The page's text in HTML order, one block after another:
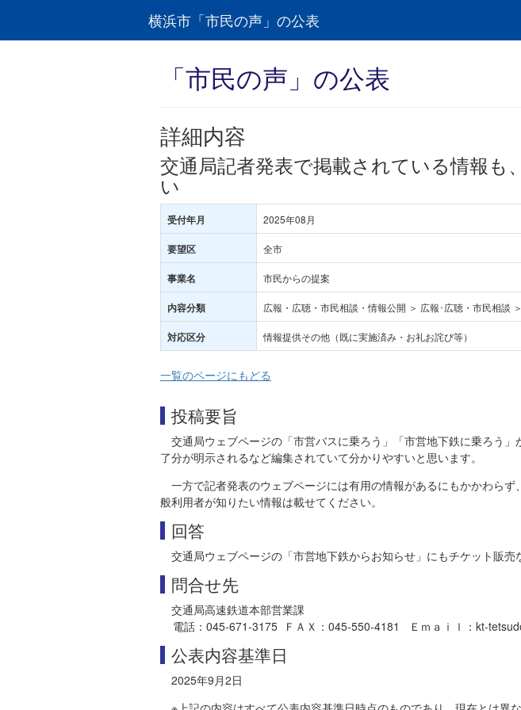
横浜市「市民の声」の公表
「市民の声」の公表
詳細内容
交通局記者発表で掲載されている情報
い
受付年月 2025年08月
要望区 全市
事業名 市民からの提案
内容分類 広報・広聴・市民相談・情報公開 ＞ 広報･広聴・市民相談
対応区分 情報提供その他（既に実施済み・お礼お詫び等）
一覧のページにもどる
投稿要旨
交通局ウェブページの「市営バスに乗ろう」「市営地下鉄に乗ろう
了分が明示されるなど編集されていて分かりやすいと思います。
一方で記者発表のウェブページには有用の情報があるにもかかわら
般利用者が知りたい情報は載せてください。
回答
交通局ウェブページの「市営地下鉄からお知らせ」にもチケット販売
問合せ先
交通局高速鉄道本部営業課
電話：045-671-3175 ＦＡＸ：045-550-4181 Ｅｍａｉｌ：kt-
公表内容基準日
2025年9月2日